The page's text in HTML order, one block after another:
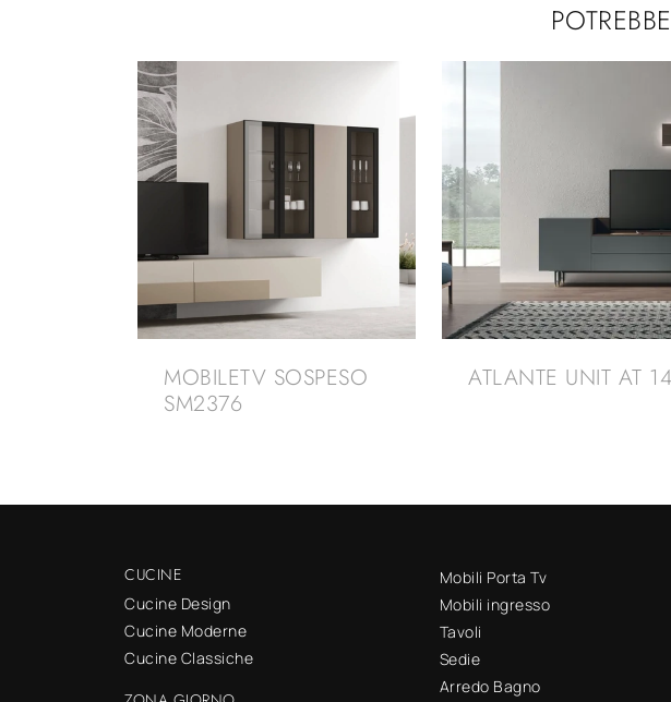
MOBILETV SOSPESO
SM2376
ATLANTE UNIT AT
CUCINE
Cucine Design
Cucine Moderne
Cucine Classiche
Mobili Porta Tv
Mobili ingresso
Tavoli
Sedie
Arredo Bagno